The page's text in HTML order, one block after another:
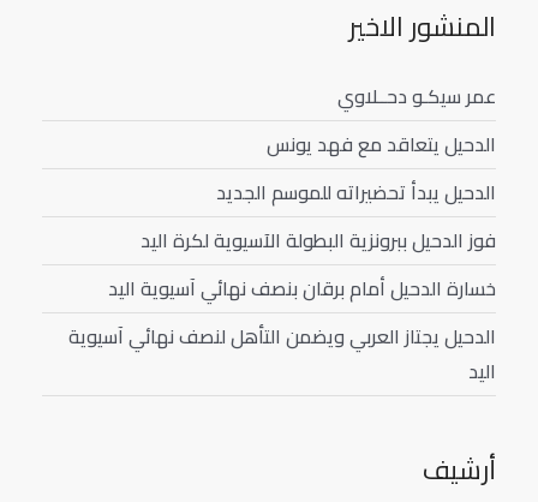
المنشور الاخير
عمر سيكـو دحــلاوي
الدحيل يتعاقد مع فهد يونس
الدحيل يبدأ تحضيراته للموسم الجديد
فوز الدحيل ببرونزية البطولة الآسيوية لكرة اليد
خسارة الدحيل أمام برقان بنصف نهائي آسيوية اليد
الدحيل يجتاز العربي ويضمن التأهل لنصف نهائي آسيوية
اليد
أرشيف